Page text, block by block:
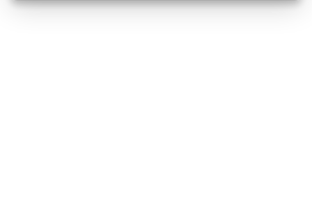
przedstawiona została zabawna historia jak przetrwać